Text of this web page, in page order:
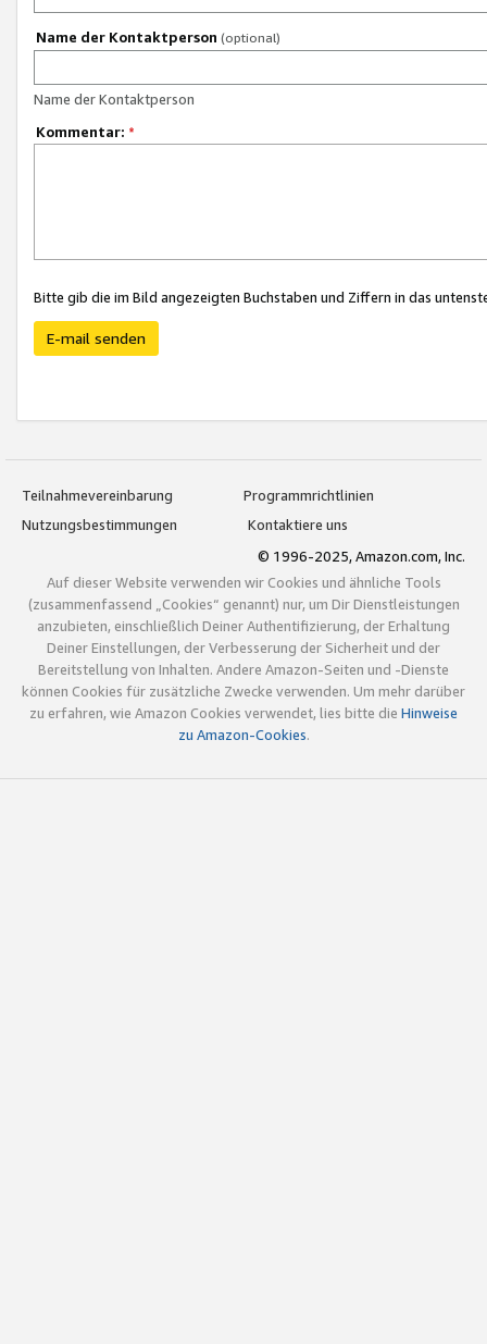
Name der Kontaktperson (optional)
Name der Kontaktperson
Kommentar: *
Bitte gib die im Bild angezeigten Buchstaben und Ziffern in das
E-mail senden
Teilnahmevereinbarung
Programmrichtlinien
Nutzungsbestimmungen
Kontaktiere uns
© 1996-2025, Amazon.com, Inc.
Auf dieser Website verwenden wir Cookies und ähnliche Tools
(zusammenfassend „Cookies“ genannt) nur, um Dir Dienstleistungen
anzubieten, einschließlich Deiner Authentifizierung, der Erhaltung
Deiner Einstellungen, der Verbesserung der Sicherheit und der
Bereitstellung von Inhalten. Andere Amazon-Seiten und -Dienste
können Cookies für zusätzliche Zwecke verwenden. Um mehr darüber
zu erfahren, wie Amazon Cookies verwendet, lies bitte die Hinweise
zu Amazon-Cookies.